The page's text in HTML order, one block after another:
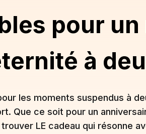
pour
à
les moments suspendus à
ce soit pour un
LE cadeau qui résonne